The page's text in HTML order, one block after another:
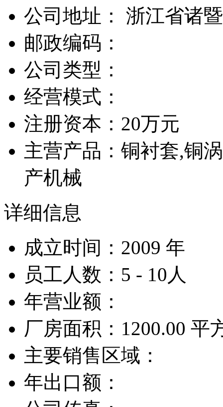
公司地址： 浙江省诸
邮政编码：
公司类型：
经营模式：
注册资本：20万元
主营产品：铜衬套,铜
产机械
详细信息
成立时间：2009 年
员工人数：5 - 10人
年营业额：
厂房面积：1200.00 平
主要销售区域：
年出口额：